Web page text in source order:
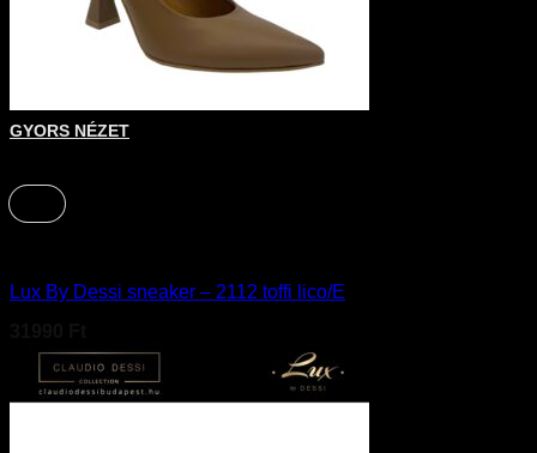
+
Ennek a terméknek több variációja van. A változatok a
GYORS NÉZET
Lux By Dessi sneaker – 2112 toffi lico/E